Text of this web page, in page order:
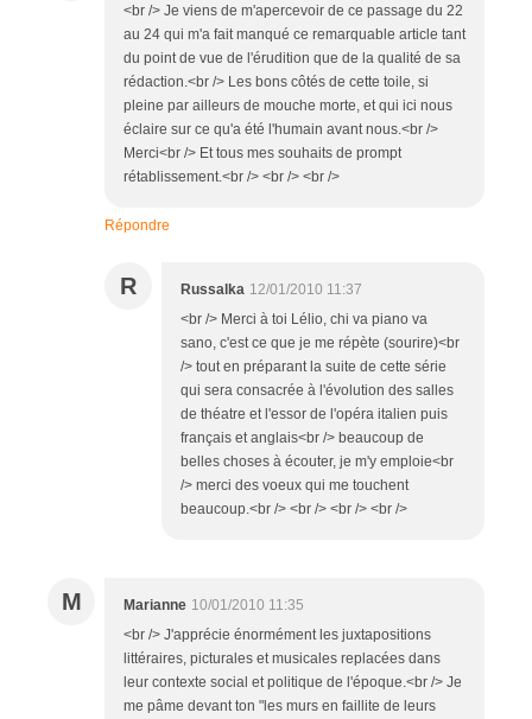
<br /> Je viens de m'apercevoir de ce passage du 22
au 24 qui m'a fait manqué ce remarquable article tant
du point de vue de l'érudition que de la qualité de sa
rédaction.<br /> Les bons côtés de cette toile, si
pleine par ailleurs de mouche morte, et qui ici nous
éclaire sur ce qu'a été l'humain avant nous.<br />
Merci<br /> Et tous mes souhaits de prompt
rétablissement.<br /> <br /> <br />
Répondre
R Russalka 12/01/2010 11:37
<br /> Merci à toi Lélio, chi va piano va
sano, c'est ce que je me répète (sourire)<br
/> tout en préparant la suite de cette série
qui sera consacrée à l'évolution des salles
de théatre et l'essor de l'opéra italien puis
français et anglais<br /> beaucoup de
belles choses à écouter, je m'y emploie<br
/> merci des voeux qui me touchent
beaucoup.<br /> <br /> <br /> <br />
M Marianne 10/01/2010 11:35
<br /> J'apprécie énormément les juxtapositions
littéraires, picturales et musicales replacées dans
leur contexte social et politique de l'époque.<br /> Je
me pâme devant ton "les murs en faillite de leurs